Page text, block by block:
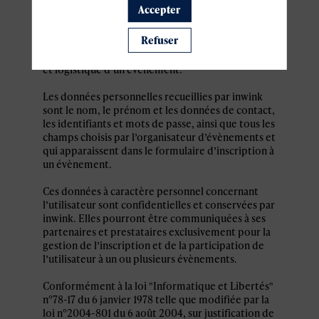
inwink est nécessaire pour permettre à
l’utilisateur de s’inscrire à un évènement,
d’accéder au site d’un évènement, et de consulter
les informations relatives à l’organisation pratique
et logistique d’un évènement.
Les données personnelles recueillies par inwink
sont le nom, le prénom et les données de contact,
les identifiants et mots de passe, ainsi que tous les
champs choisis par l’organisateur d’évènements et
qui apparaissent dans le formulaire d’inscription à
un évènement.
Ces données à caractère personnel concernant
l’utilisateur sont confidentielles et conservées par
inwink. Elles pourront être communiquées à ses
partenaires et prestataires exclusivement pour la
gestion de l’inscription et de la participation de
l’utilisateur à un ou plusieurs évènements.
Conformément à la loi "Informatique et Libertés"
n°78-17 du 6 janvier 1978 telle que modifiée par la
loi n°2004-801 du 6 août 2004, sur justification de
Accepter
Refuser